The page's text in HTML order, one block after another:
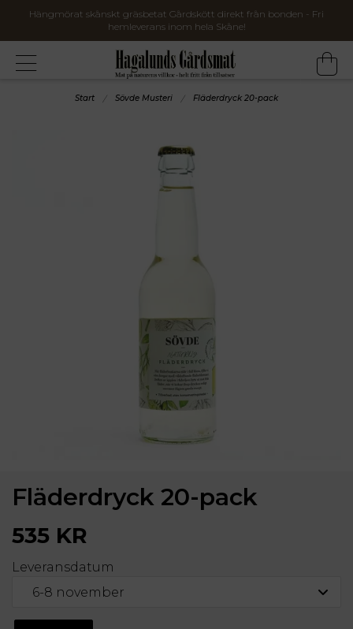
Start Sövde Musteri Fläderdryck 20-pack
Fläderdryck 20-pack
535 KR
Leveransdatum
Hängmörat skånskt gräsbetat Gårdskött direkt från bonden - Fri
hemleverans inom hela Skåne!